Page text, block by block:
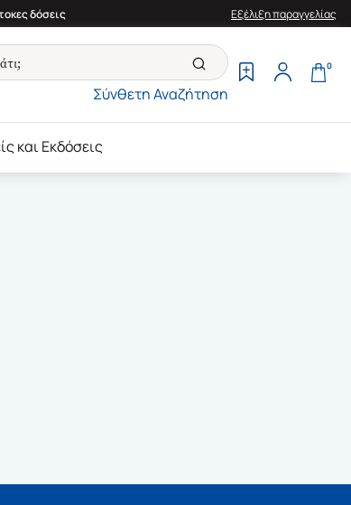
δόσεις Εξέλιξη παραγγελίας
Σύνθετη Αναζήτηση
0
και Εκδόσεις